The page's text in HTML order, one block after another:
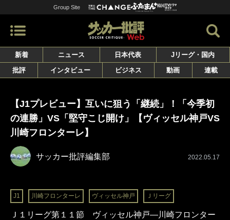
Group Site
新着 ニュース 日本代表
Jリーグ・国内
批評
インタビュー ビジネス 動画 連載
【J1プレビュー】互いに狙う「継続」！「今季初
の連勝」VS「堅守こじ開け」【ヴィッセル神戸VS
川崎フロンターレ】
サッカー批評編集部 2022.05.17
J1 川崎フロンターレ ヴィッセル神戸 Ｊリーグ
Ｊ１リーグ第１１節 ヴィッセル神戸―川崎フロンター